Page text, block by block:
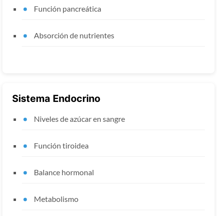
Función pancreática
Absorción de nutrientes
Sistema Endocrino
Niveles de azúcar en sangre
Función tiroidea
Balance hormonal
Metabolismo